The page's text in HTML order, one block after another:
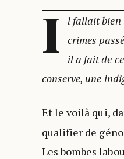
I l fallait bien
crimes
il a fait de
conserve, une
Et le voilà qui,
qualifier de
Les bombes